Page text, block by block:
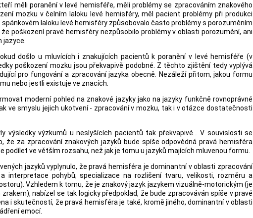
měli poranění v levé hemisféře, měli problémy se zpracováním znakového
mozku v čelním laloku levé hemisféry, měl pacient problémy při produkci
laloku levé hemisféry způsobovalo často problémy s porozuměním
poškození pravé hemisféry nezpůsobilo problémy v oblasti porozumění, ani
jazyce.
došlo u mluvících i znakujících pacientů k poranění v levé hemisféře (v
poškození mozku jsou překvapivě podobné. Z těchto zjištění tedy vyplývá
pro fungování a zpracování jazyka obecně. Nezáleží přitom, jakou formu
nebo jestli existuje ve znacích.
moderní pohled na znakové jazyky jako na jazyky funkčně rovnoprávné
ve smyslu jejich ukotvení - zpracování v mozku, tak i v otázce dostatečnosti
výsledky výzkumů u neslyšících pacientů tak překvapivé... V souvislosti se
že za zpracování znakových jazyků bude spíše odpovědná pravá hemisféra
podílet ve větším rozsahu, než jak je tomu u jazyků majících mluvenou formu.
jazyků vyplynulo, že pravá hemisféra je dominantní v oblasti zpracování
interpretace pohybů; specializace na rozlišení tvaru, velikosti, rozměru a
Vzhledem k tomu, že je znakový jazyk jazykem vizuálně-motorickým (je
nabízel se tak logicky předpoklad, že bude zpracováván spíše v pravé
i skutečností, že pravá hemisféra je také, kromě jiného, dominantní v oblasti
emocí.